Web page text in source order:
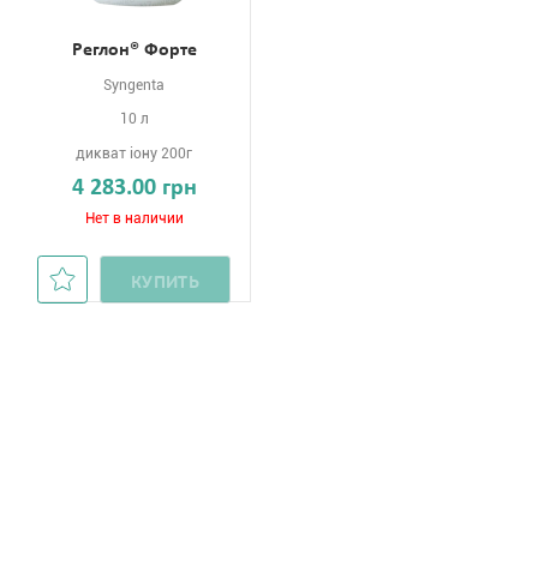
Реглон® Форте
Syngenta
10 л
дикват іону 200г
4 283.00 грн
Нет в наличии
КУПИТЬ